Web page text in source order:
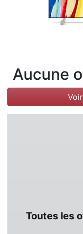
Aucune
Toutes les